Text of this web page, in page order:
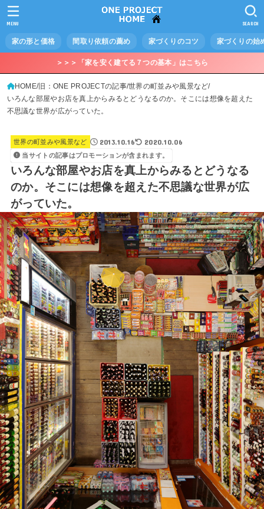
家の形と価格 間取り依頼の薦め 家づくりのコツ 家づくりの始
SEARCH
MENU
＞＞＞「家を安く建てる７つの基本」はこちら
HOME 旧：ONE PROJECTの記事 世界の町並みや風景など
いろんな部屋やお店を真上からみるとどうなるのか。そこには想像を超えた
不思議な世界が広がっていた。
世界の町並みや風景など 2013.10.16 2020.10.06
当サイトの記事はプロモーションが含まれます。
いろんな部屋やお店を真上からみるとどうなる
のか。そこには想像を超えた不思議な世界が広
がっていた。